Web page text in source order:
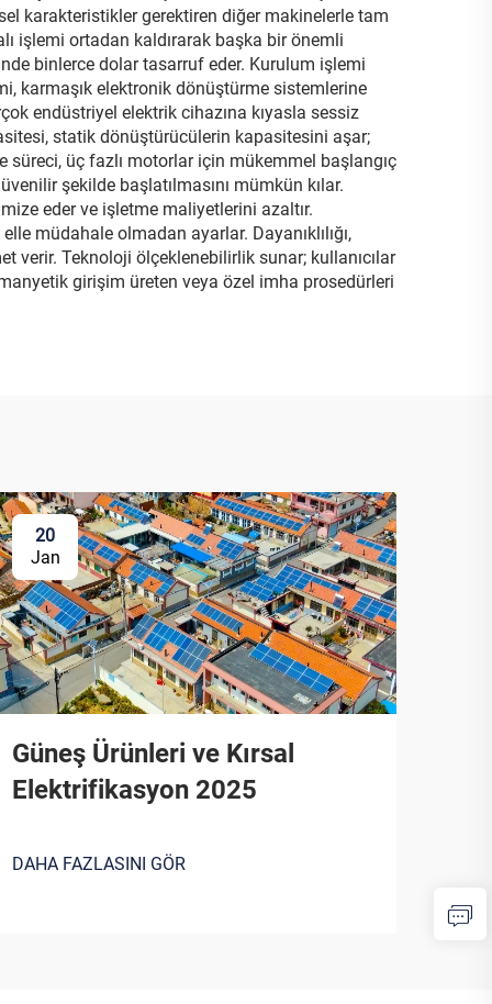
karakteristikler gerektiren diğer makinelerle tam
işlemi ortadan kaldırarak başka bir önemli
binlerce dolar tasarruf eder. Kurulum işlemi
karmaşık elektronik dönüştürme sistemlerine
endüstriyel elektrik cihazına kıyasla sessiz
statik dönüştürücülerin kapasitesini aşar;
süreci, üç fazlı motorlar için mükemmel başlangıç
şekilde başlatılmasını mümkün kılar.
eder ve işletme maliyetlerini azaltır.
müdahale olmadan ayarlar. Dayanıklılığı,
verir. Teknoloji ölçeklenebilirlik sunar; kullanıcılar
girişim üreten veya özel imha prosedürleri
20
Jan
Güneş Ürünleri ve Kırsal
Elektrifikasyon 2025
DAHA FAZLASINI GÖR